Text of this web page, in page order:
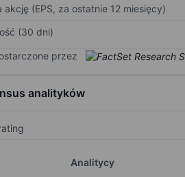
akcję (EPS, za ostatnie 12 miesięcy)
(30 dni)
przez
analityków
Analitycy